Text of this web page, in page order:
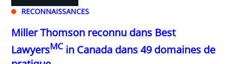
RECONNAISSANCES
Miller Thomson reconnu dans Best
LawyersMC in Canada dans 49 domaines de